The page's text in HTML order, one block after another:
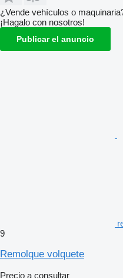
¿Vende vehículos o
¡Hagalo con nosotros!
Publicar el anuncio
9
Remolque volquete
Precio a consultar